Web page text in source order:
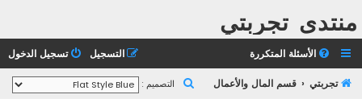
منتدى تجربتي
الأسئلة المتكررة تسجيل الدخول التسجيل
تجربتي قسم المال والأعمال التصميم :